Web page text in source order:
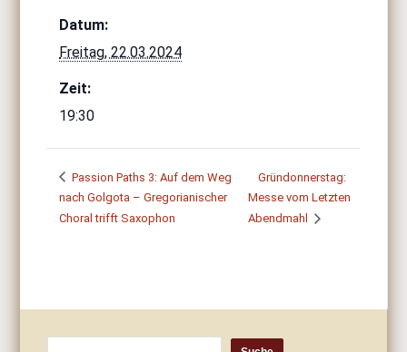
Datum:
Freitag, 22.03.2024
Zeit:
19:30
Passion Paths 3: Auf dem Weg
nach Golgota – Gregorianischer
Choral trifft Saxophon
Gründonnerstag:
Messe vom Letzten
Abendmahl